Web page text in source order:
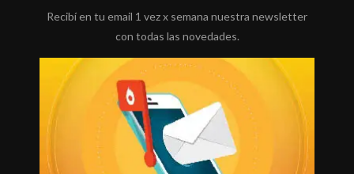
Recibí en tu email 1 vez x semana nuestra newsletter
con todas las novedades.